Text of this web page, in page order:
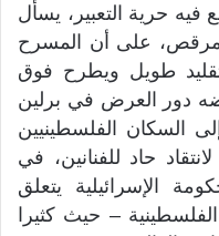
فيه حرية التعبير، يسأل
مرقص، على أن المسرح
طويل ويطرح فوق
دور العرض في برلين
السكان الفلسطينيين
حاد للفنانين، في
الإسرائيلية يتعلق
– حيث كثيرا